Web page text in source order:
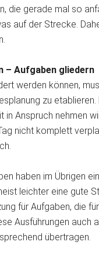
die gerade mal so
auf der Strecke.
– Aufgaben gliedern
werden können,
zu
in Anspruch nehmen
nicht komplett
haben im Übrigen
leichter eine gute
für Aufgaben, die
Ausführungen auch
übertragen.